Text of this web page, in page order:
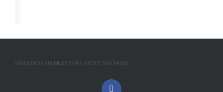
SÍGUENOS EN NUESTRAS REDES SOCIALES: